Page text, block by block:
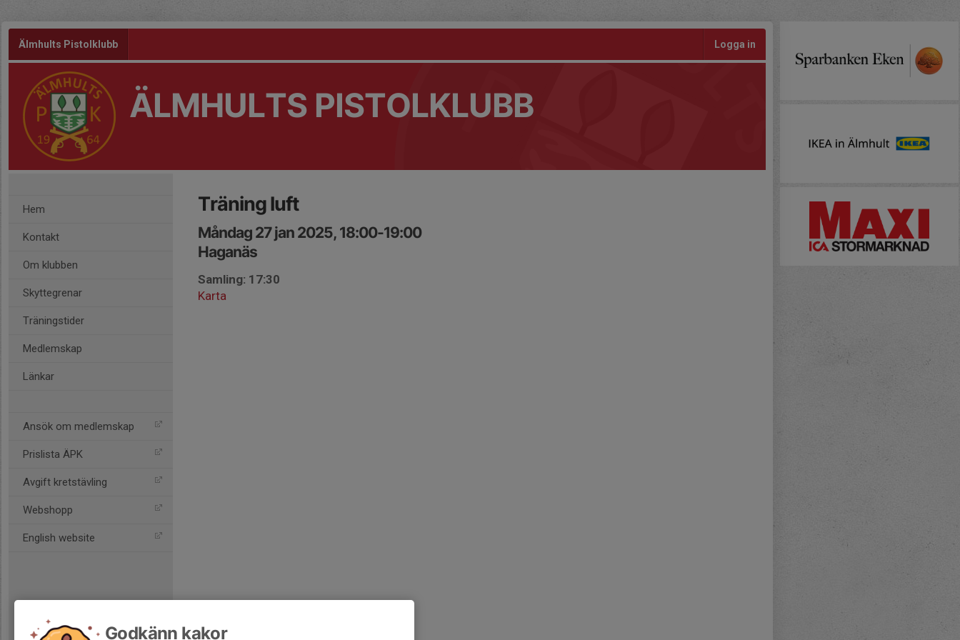
Älmhults Pistolklubb Logga in
ÄLMHULTS PISTOLKLUBB
Hem
Kontakt
Om klubben
Skyttegrenar
Träningstider
Medlemskap
Länkar
Ansök om medlemskap
Prislista ÄPK
Avgift kretstävling
Webshopp
English website
Träning luft
Måndag 27 jan 2025, 18:00-19:00
Haganäs
Samling: 17:30
Karta
Godkänn kakor